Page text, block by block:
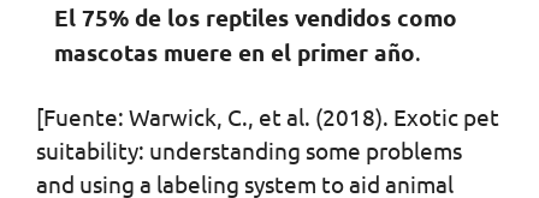
El 75% de los reptiles vendidos como
mascotas muere en el primer año.
[Fuente: Warwick, C., et al. (2018). Exotic pet
suitability: understanding some problems
and using a labeling system to aid animal